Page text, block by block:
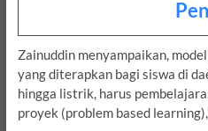
Zainuddin menyampaikan,
yang diterapkan bagi siswa di
hingga listrik, harus
proyek (problem based